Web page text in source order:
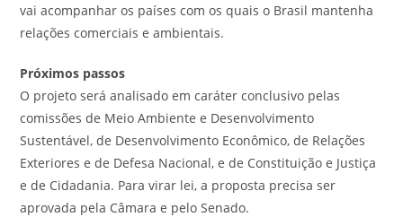
vai acompanhar os países com os quais o Brasil mantenha
relações comerciais e ambientais.
Próximos passos
O projeto será analisado em caráter conclusivo pelas
comissões de Meio Ambiente e Desenvolvimento
Sustentável, de Desenvolvimento Econômico, de Relações
Exteriores e de Defesa Nacional, e de Constituição e Justiça
e de Cidadania. Para virar lei, a proposta precisa ser
aprovada pela Câmara e pelo Senado.